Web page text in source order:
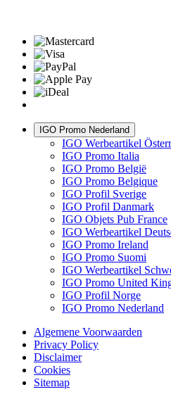
IGO Promo Nederland
IGO Werbeartikel
IGO Promo Italia
IGO Promo België
IGO Promo Belgique
IGO Profil Sverige
IGO Profil Danmark
IGO Objets Pub France
IGO Werbeartikel
IGO Promo Ireland
IGO Promo Suomi
IGO Werbeartikel
IGO Promo United
IGO Profil Norge
IGO Promo Nederland
Algemene Voorwaarden
Privacy Policy
Disclaimer
Cookies
Sitemap